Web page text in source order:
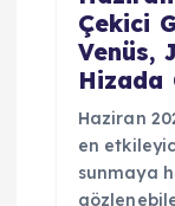
Çekici
Venüs,
Hizada
Haziran
en
sunmaya